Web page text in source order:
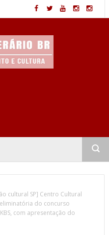
cultural SP] Centro Cultural
do concurso
com apresentação do